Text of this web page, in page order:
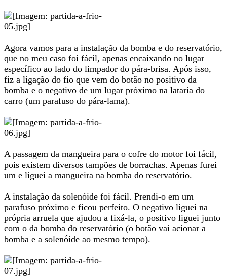
Agora vamos para a instalação da bomba e do reservatório,
que no meu caso foi fácil, apenas encaixando no lugar
específico ao lado do limpador do pára-brisa. Após isso,
fiz a ligação do fio que vem do botão no positivo da
bomba e o negativo de um lugar próximo na lataria do
carro (um parafuso do pára-lama).
A passagem da mangueira para o cofre do motor foi fácil,
pois existem diversos tampões de borrachas. Apenas furei
um e liguei a mangueira na bomba do reservatório.
A instalação da solenóide foi fácil. Prendi-o em um
parafuso próximo e ficou perfeito. O negativo liguei na
própria arruela que ajudou a fixá-la, o positivo liguei junto
com o da bomba do reservatório (o botão vai acionar a
bomba e a solenóide ao mesmo tempo).